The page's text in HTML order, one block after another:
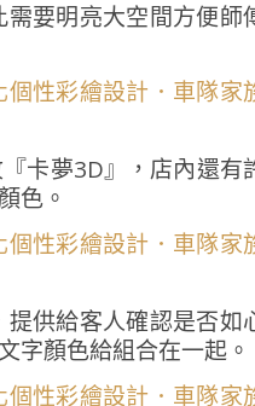
要明亮大空間方便師
卡夢3D』，店內還有
色。
供給客人確認是否如
字顏色給組合在一起。